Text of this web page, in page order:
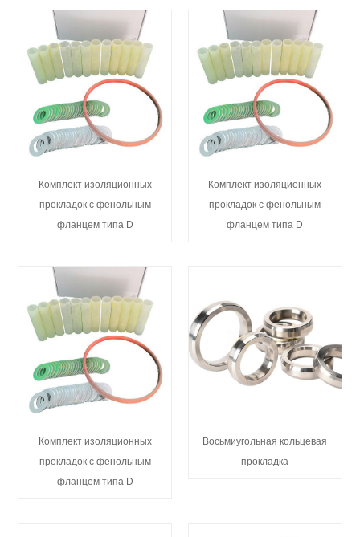
Комплект изоляционных
прокладок с фенольным
фланцем типа D
Комплект изоляционных
прокладок с фенольным
фланцем типа D
Комплект изоляционных
прокладок с фенольным
фланцем типа D
Восьмиугольная кольцевая
прокладка